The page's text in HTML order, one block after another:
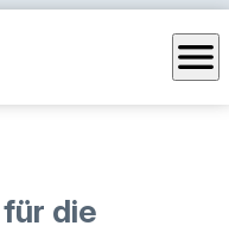
menu
die